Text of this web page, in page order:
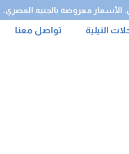
معروضة بالجنيه المصري.
النيلية تواصل معنا